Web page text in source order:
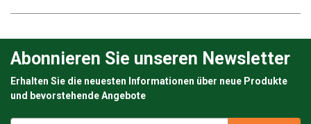
Abonnieren Sie unseren Newsletter
Erhalten Sie die neuesten Informationen über neue Produkte
und bevorstehende Angebote